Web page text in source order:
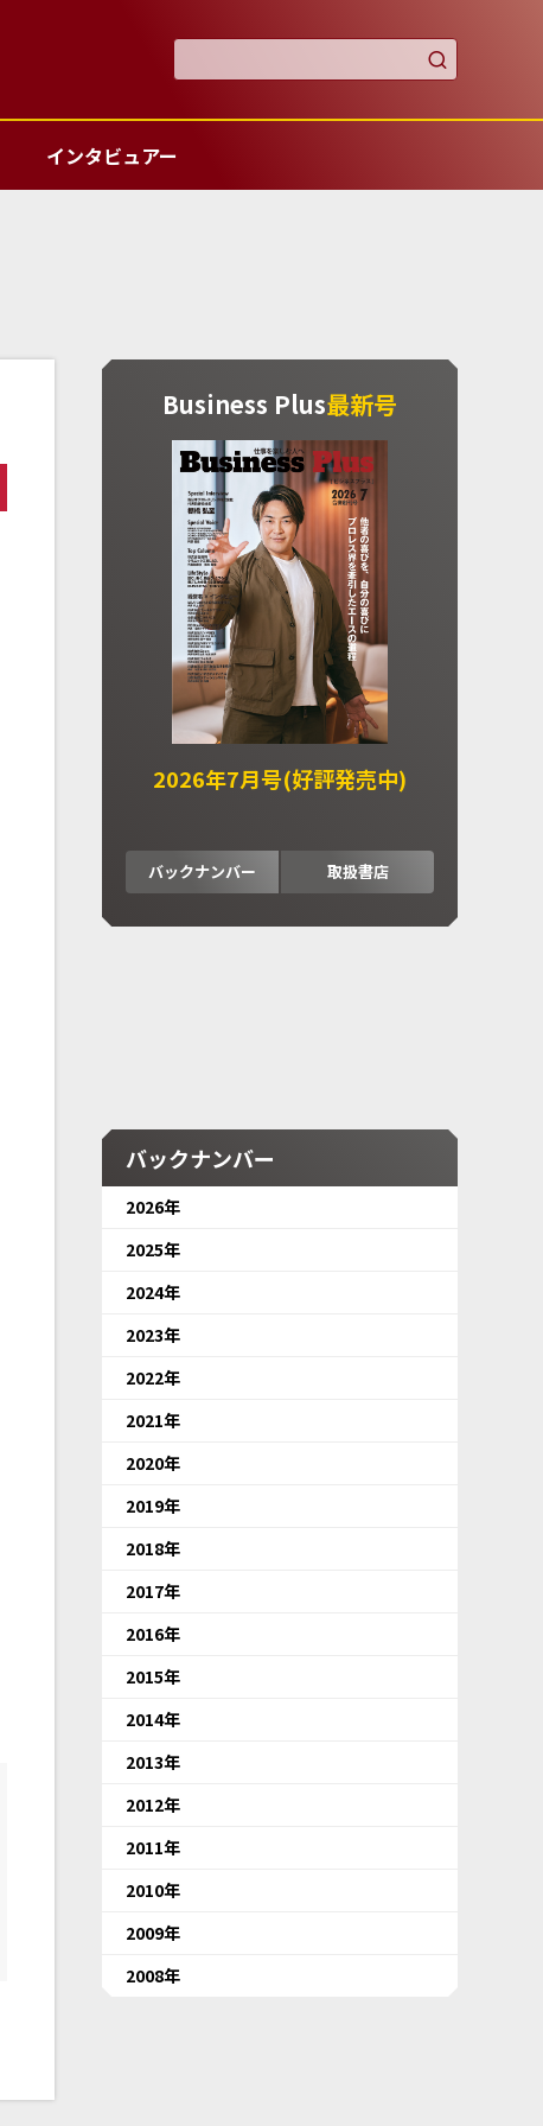

インタビュアー
Business Plus最新号
2026年7月号(好評発売中)
バックナンバー 取扱書店
バックナンバー
2026年
2025年
2024年
2023年
2022年
2021年
2020年
2019年
2018年
2017年
2016年
2015年
2014年
2013年
2012年
2011年
2010年
2009年
2008年